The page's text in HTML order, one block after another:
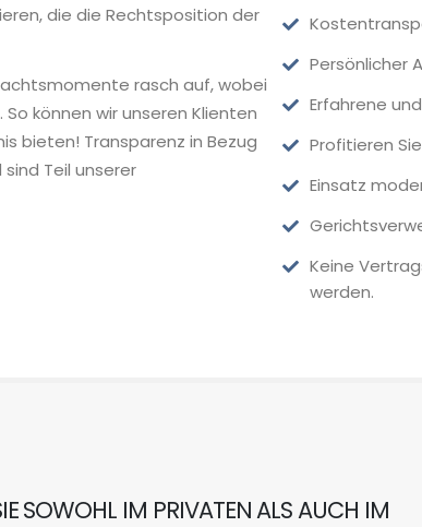
die die Rechtsposition der
rasch auf, wobei
können wir unseren Klienten
bieten! Transparenz in Bezug
Teil unserer
Persönlicher
Erfahrene
Profitieren
Einsatz
Keine
werden.
SOWOHL IM PRIVATEN ALS AUCH IM